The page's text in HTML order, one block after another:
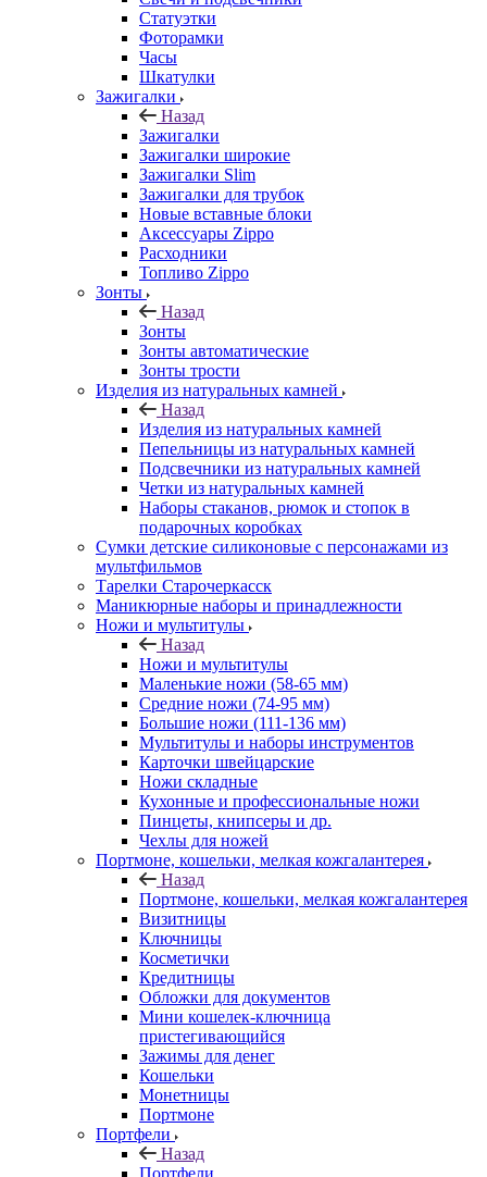
Статуэтки
Фоторамки
Часы
Шкатулки
Зажигалки
Назад
Зажигалки
Зажигалки широкие
Зажигалки Slim
Зажигалки для трубок
Новые вставные блоки
Аксессуары Zippo
Расходники
Топливо Zippo
Зонты
Назад
Зонты
Зонты автоматические
Зонты трости
Изделия из натуральных камней
Назад
Изделия из натуральных камней
Пепельницы из натуральных камней
Подсвечники из натуральных камней
Четки из натуральных камней
Наборы стаканов, рюмок и стопок в
подарочных коробках
Сумки детские силиконовые с персонажами из
мультфильмов
Тарелки Старочеркасск
Маникюрные наборы и принадлежности
Ножи и мультитулы
Назад
Ножи и мультитулы
Маленькие ножи (58-65 мм)
Средние ножи (74-95 мм)
Большие ножи (111-136 мм)
Мультитулы и наборы инструментов
Карточки швейцарские
Ножи складные
Кухонные и профессиональные ножи
Пинцеты, книпсеры и др.
Чехлы для ножей
Портмоне, кошельки, мелкая кожгалантерея
Назад
Портмоне, кошельки, мелкая кожгалантерея
Визитницы
Ключницы
Косметички
Кредитницы
Обложки для документов
Мини кошелек-ключница
пристегивающийся
Зажимы для денег
Кошельки
Монетницы
Портмоне
Портфели
Назад
Портфели